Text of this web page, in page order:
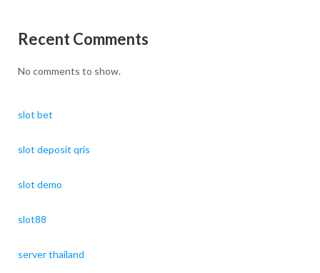
Recent Comments
No comments to show.
slot bet
slot deposit qris
slot demo
slot88
server thailand